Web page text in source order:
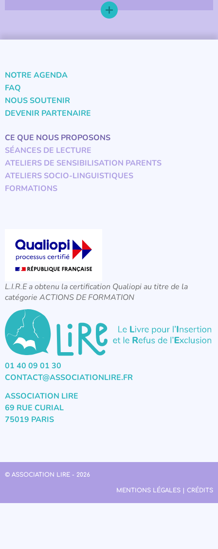
NOTRE AGENDA
FAQ
NOUS SOUTENIR
DEVENIR PARTENAIRE
CE QUE NOUS PROPOSONS
SÉANCES DE LECTURE
ATELIERS DE SENSIBILISATION PARENTS
ATELIERS SOCIO-LINGUISTIQUES
FORMATIONS
L.I.R.E a obtenu la certification Qualiopi au titre de la
catégorie ACTIONS DE FORMATION
01 40 09 01 30
CONTACT@ASSOCIATIONLIRE.FR
ASSOCIATION LIRE
69 RUE CURIAL
75019 PARIS
© ASSOCIATION LIRE - 2026
MENTIONS LÉGALES | CRÉDITS